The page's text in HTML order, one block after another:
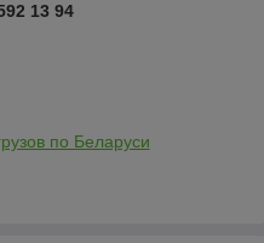
13 94
по Беларуси